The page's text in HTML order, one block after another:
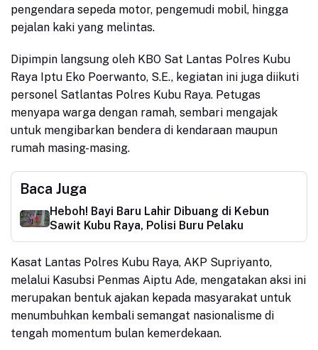
pengendara sepeda motor, pengemudi mobil, hingga
pejalan kaki yang melintas.
Dipimpin langsung oleh KBO Sat Lantas Polres Kubu
Raya Iptu Eko Poerwanto, S.E., kegiatan ini juga diikuti
personel Satlantas Polres Kubu Raya. Petugas
menyapa warga dengan ramah, sembari mengajak
untuk mengibarkan bendera di kendaraan maupun
rumah masing-masing.
Baca Juga
Heboh! Bayi Baru Lahir Dibuang di Kebun
Sawit Kubu Raya, Polisi Buru Pelaku
Kasat Lantas Polres Kubu Raya, AKP Supriyanto,
melalui Kasubsi Penmas Aiptu Ade, mengatakan aksi ini
merupakan bentuk ajakan kepada masyarakat untuk
menumbuhkan kembali semangat nasionalisme di
tengah momentum bulan kemerdekaan.